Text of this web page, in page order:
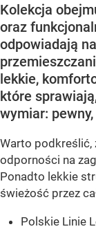
Kolekcja
oraz
odpowiadają
lekkie,
które
wymiar:
Warto podkreślić,
odporności na
Ponadto lekkie
świeżość przez
Polskie Linie